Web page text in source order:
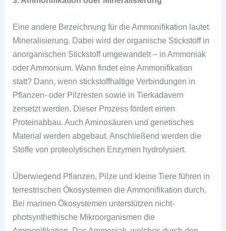
Eine andere Bezeichnung für die Ammonifikation lautet
Mineralisierung. Dabei wird der organische Stickstoff in
anorganischen Stickstoff umgewandelt – in Ammoniak
oder Ammonium. Wann findet eine Ammonifikation
statt? Dann, wenn stickstoffhaltige Verbindungen in
Pflanzen- oder Pilzresten sowie in Tierkadavern
zersetzt werden. Dieser Prozess fördert einen
Proteinabbau. Auch Aminosäuren und genetisches
Material werden abgebaut. Anschließend werden die
Stoffe von proteolytischen Enzymen hydrolysiert.
Überwiegend Pflanzen, Pilze und kleine Tiere führen in
terrestrischen Ökosystemen die Ammonifikation durch.
Bei marinen Ökosystemen unterstützen nicht-
photsynthethische Mikroorganismen die